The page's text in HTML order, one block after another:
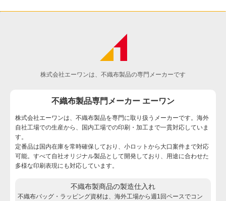
株式会社エーワンは、不織布製品の専門メーカーです
不織布製品専門メーカー エーワン
株式会社エーワンは、不織布製品を専門に取り扱うメーカーです。海外
自社工場での生産から、国内工場での印刷・加工まで一貫対応していま
す。
定番品は国内在庫を常時確保しており、小ロットから大口案件まで対応
可能。すべて自社オリジナル製品として開発しており、用途に合わせた
多様な印刷表現にも対応しています。
不織布製商品の製造仕入れ
不織布バッグ・ラッピング資材は、海外工場から週1回ペースでコン